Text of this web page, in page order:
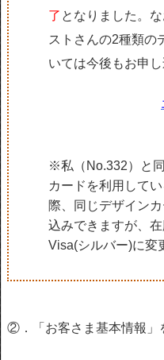
了 となりました。
ストさんの2種類の
いては今後もお申
※私（No.332）と
カードを利用して
際、同じデザイン
込みできますが、
Visa(シルバー)に変
②．「お客さま基本情報」